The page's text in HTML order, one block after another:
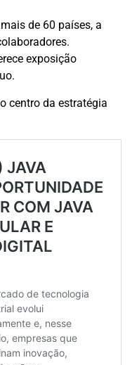
de 60 países, a
exposição
centro da estratégia